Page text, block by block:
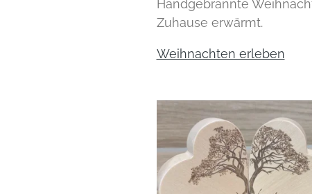
Handgebrannte
Zuhause erwärmt.
Weihnachten erleben